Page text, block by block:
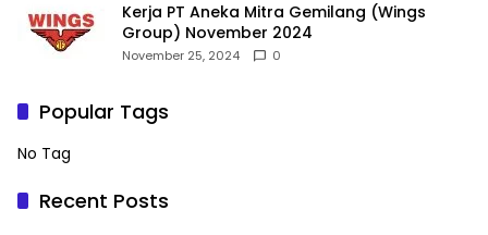
Kerja PT Aneka Mitra Gemilang (Wings
Group) November 2024
November 25, 2024 0
Popular Tags
No Tag
Recent Posts